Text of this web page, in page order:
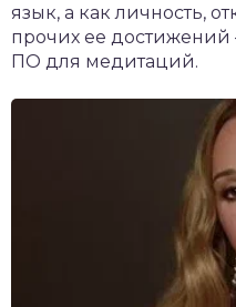
язык, а как личность,
прочих ее достижений
ПО для медитаций.